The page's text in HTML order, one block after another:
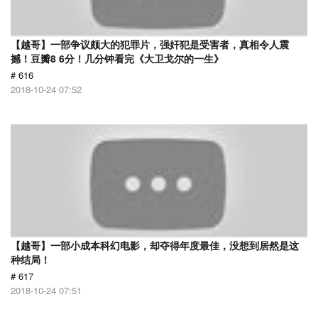
【越哥】一部争议颇大的犯罪片，强奸犯是受害者，真相令人震
撼！豆瓣8 6分！几分钟看完《大卫戈尔的一生》
# 616
2018-10-24 07:52
【越哥】一部小成本科幻电影，却夺得年度最佳，没想到居然是这
种结局！
# 617
2018-10-24 07:51